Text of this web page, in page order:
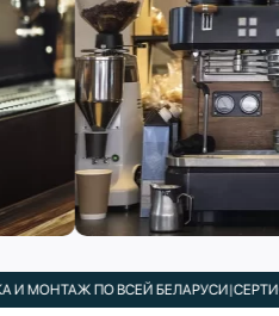
МОНТАЖ ПО ВСЕЙ БЕЛАРУСИ|